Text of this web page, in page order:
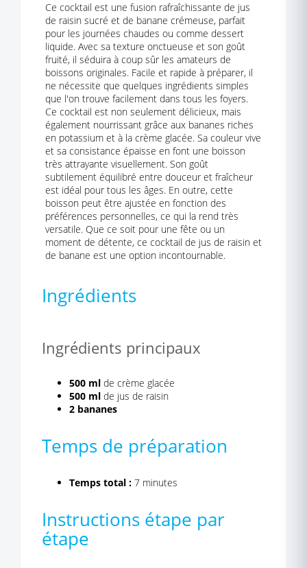
Ce cocktail est une fusion rafraîchissante de jus
de raisin sucré et de banane crémeuse, parfait
pour les journées chaudes ou comme dessert
liquide. Avec sa texture onctueuse et son goût
fruité, il séduira à coup sûr les amateurs de
boissons originales. Facile et rapide à préparer, il
ne nécessite que quelques ingrédients simples
que l'on trouve facilement dans tous les foyers.
Ce cocktail est non seulement délicieux, mais
également nourrissant grâce aux bananes riches
en potassium et à la crème glacée. Sa couleur vive
et sa consistance épaisse en font une boisson
très attrayante visuellement. Son goût
subtilement équilibré entre douceur et fraîcheur
est idéal pour tous les âges. En outre, cette
boisson peut être ajustée en fonction des
préférences personnelles, ce qui la rend très
versatile. Que ce soit pour une fête ou un
moment de détente, ce cocktail de jus de raisin et
de banane est une option incontournable.
Ingrédients
Ingrédients principaux
500 ml de crème glacée
500 ml de jus de raisin
2 bananes
Temps de préparation
Temps total : 7 minutes
Instructions étape par
étape